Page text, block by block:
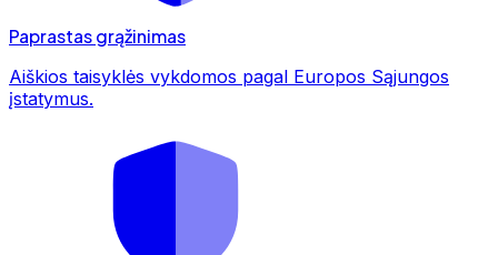
Paprastas grąžinimas
Aiškios taisyklės vykdomos pagal Europos Sąjungos
įstatymus.